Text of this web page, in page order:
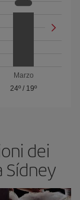
Marzo
24º / 19º
dei